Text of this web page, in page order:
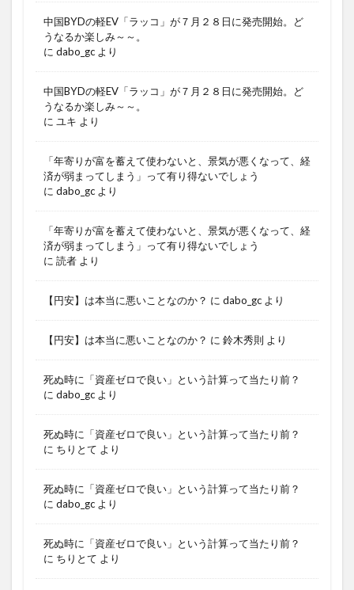
中国BYDの軽EV「ラッコ」が７月２８日に発売開始。ど
うなるか楽しみ～～。
に dabo_gc より
中国BYDの軽EV「ラッコ」が７月２８日に発売開始。ど
うなるか楽しみ～～。
に ユキ より
「年寄りが富を蓄えて使わないと、景気が悪くなって、経
済が弱まってしまう」って有り得ないでしょう
に dabo_gc より
「年寄りが富を蓄えて使わないと、景気が悪くなって、経
済が弱まってしまう」って有り得ないでしょう
に 読者 より
【円安】は本当に悪いことなのか？ に dabo_gc より
【円安】は本当に悪いことなのか？ に 鈴木秀則 より
死ぬ時に「資産ゼロで良い」という計算って当たり前？
に dabo_gc より
死ぬ時に「資産ゼロで良い」という計算って当たり前？
に ちりとて より
死ぬ時に「資産ゼロで良い」という計算って当たり前？
に dabo_gc より
死ぬ時に「資産ゼロで良い」という計算って当たり前？
に ちりとて より